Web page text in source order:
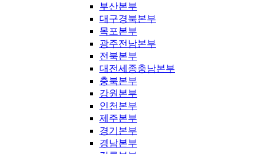
부산본부
대구경북본부
목포본부
광주전남본부
전북본부
대전세종충남본부
충북본부
강원본부
인천본부
제주본부
경기본부
경남본부